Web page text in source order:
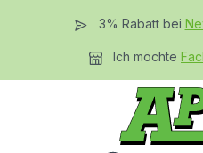
Zum Hauptinhalt springen
3% Rabatt bei
Ich möchte